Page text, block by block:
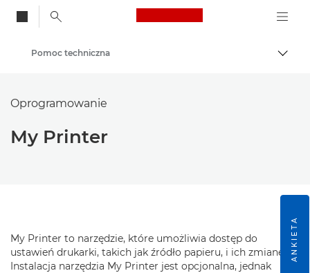
Canon Logo, back
Pomoc techniczna
Oprogramowanie
My Printer
My Printer to narzędzie, które umożliwia dostęp do
ustawień drukarki, takich jak źródło papieru, i ich zmianę.
Instalacja narzędzia My Printer jest opcjonalna, jednak
ANKIETA